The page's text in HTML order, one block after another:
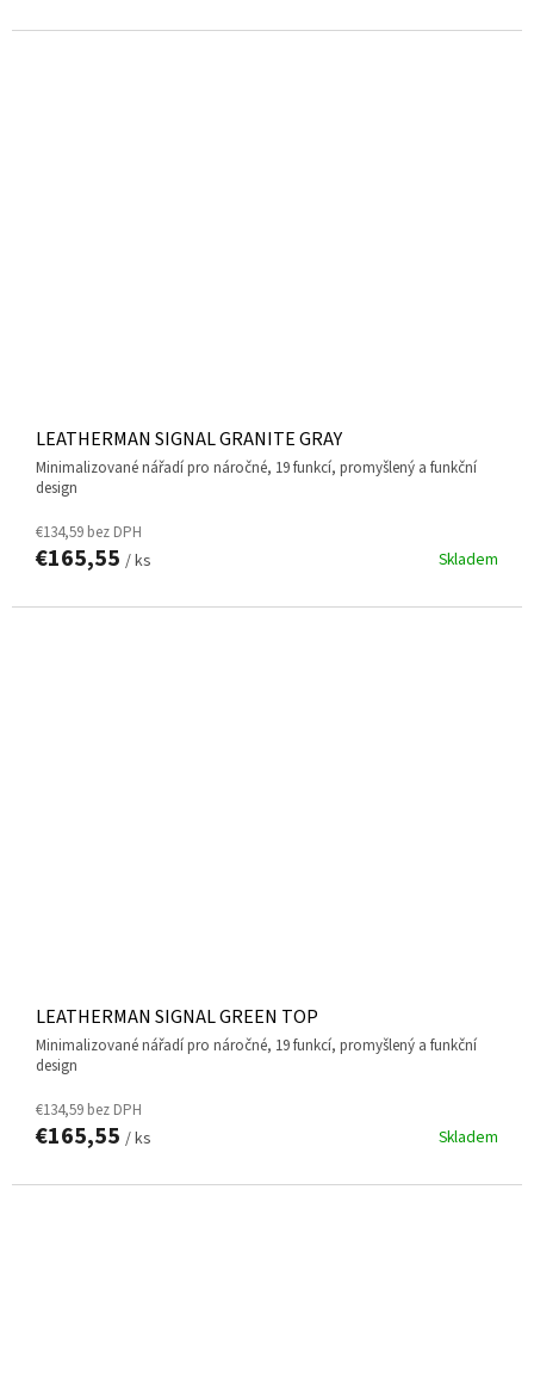
LEATHERMAN SIGNAL GRANITE GRAY
minimalizované nářadí pro náročné, 19 funkcí, promyšlený a funkční
design
Skladem
€134,59 bez DPH
€165,55 / ks
LEATHERMAN SIGNAL GREEN TOP
minimalizované nářadí pro náročné, 19 funkcí, promyšlený a funkční
design
Skladem
€134,59 bez DPH
€165,55 / ks